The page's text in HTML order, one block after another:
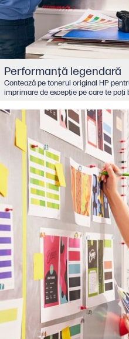
Performanţă legendară
Contează pe tonerul original HP
imprimare de excepţie pe care te poţi